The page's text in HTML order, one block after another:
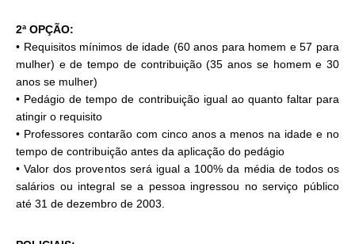
2ª OPÇÃO:
• Requisitos mínimos de idade (60 anos para homem e 57 para
mulher) e de tempo de contribuição (35 anos se homem e 30
anos se mulher)
• Pedágio de tempo de contribuição igual ao quanto faltar para
atingir o requisito
• Professores contarão com cinco anos a menos na idade e no
tempo de contribuição antes da aplicação do pedágio
• Valor dos proventos será igual a 100% da média de todos os
salários ou integral se a pessoa ingressou no serviço público
até 31 de dezembro de 2003.